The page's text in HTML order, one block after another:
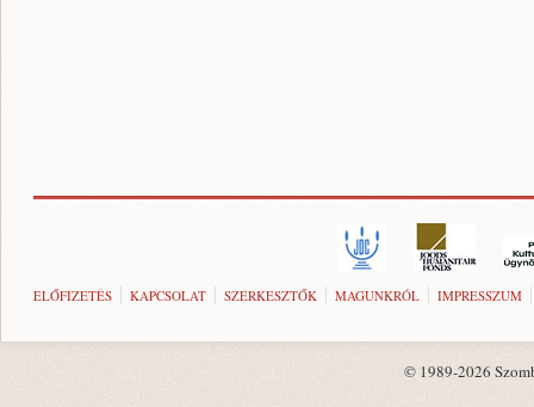
ELŐFIZETÉS KAPCSOLAT SZERKESZTŐK MAGUNKRÓL IMPRESSZUM
© 1989-2026